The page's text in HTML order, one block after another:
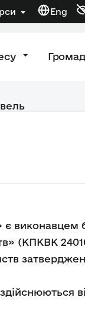
Eng
є виконавцем
(КПКВК